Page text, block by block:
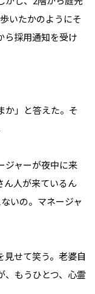
いたかのようにそ
ら採用通知を受け
か」と答えた。そ
ジャーが夜中に来
ん人が来ているん
いの。マネージャ
せて笑う。老婆自
、もうひとつ、心霊